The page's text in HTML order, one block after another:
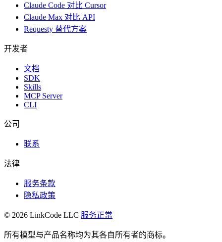
Claude Code 对比 Cursor
Claude Max 对比 API
Requesty 替代方案
开发者
文档
SDK
Skills
MCP Server
CLI
公司
联系
法律
服务条款
隐私政策
© 2026 LinkCode LLC 服务正常
所有模型与产品名称均为其各自所有者的商标。